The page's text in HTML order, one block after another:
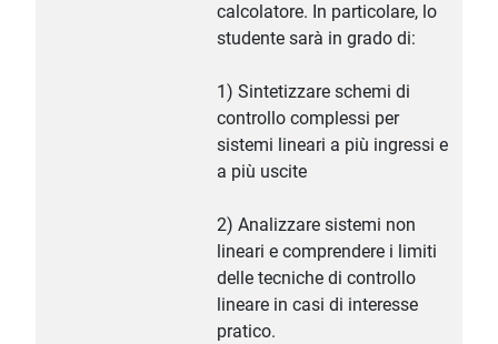
calcolatore. In particolare, lo
studente sarà in grado di:
1) Sintetizzare schemi di
controllo complessi per
sistemi lineari a più ingressi e
a più uscite
2) Analizzare sistemi non
lineari e comprendere i limiti
delle tecniche di controllo
lineare in casi di interesse
pratico.